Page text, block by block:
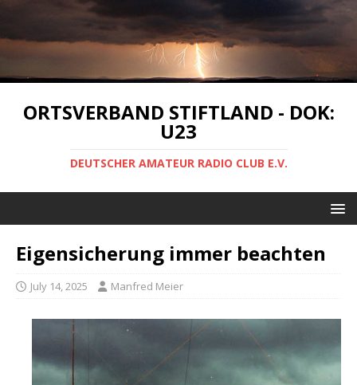
ORTSVERBAND STIFTLAND - DOK:
U23
DEUTSCHER AMATEUR RADIO CLUB E.V.
Eigensicherung immer beachten
July 14, 2025 Manfred Meier